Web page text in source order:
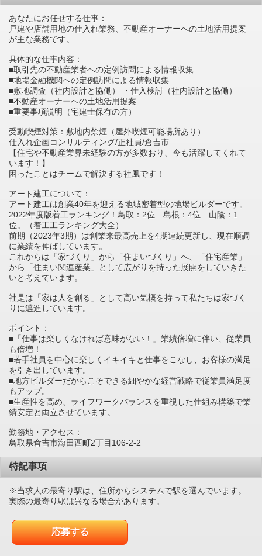
あなたにお任せする仕事：
戸建や店舗用地の仕入れ業務、不動産オーナーへの土地活用提案
が主な業務です。
具体的な仕事内容：
■取引先の不動産業者への定例訪問による情報収集
■地場金融機関への定例訪問による情報収集
■敷地調査（社内設計と協働） ・仕入検討（社内設計と協働）
■不動産オーナーへの土地活用提案
■重要事項説明（宅建士保有の方）
受動喫煙対策：敷地内禁煙（屋外喫煙可能場所あり）
仕入れ企画コンサルティング/正社員/倉吉市
【住宅や不動産業界未経験の方が多数おり、今も活躍してくれて
います！】
困ったことはチームで解決する社風です！
アート建工について：
アート建工は創業40年を迎える地域密着型の地場ビルダーです。
2022年度版着工ランキング！鳥取：2位 島根：4位 山陰：1
位。（着工工ランキング大全）
前期（2023年3期）は創業来最高売上を4期連続更新し、現在順調
に業績を伸ばしています。
これからは「家づくり」から「住まいづくり」へ、「住宅産業」
から「住まい関連産業」として広がりを持った展開をしていきた
いと考えています。
社是は「家は人を創る」として高い気概を持って私たちは家づく
りに邁進しています。
ポイント：
■「仕事は楽しくなければ意味がない！」業績倍増に伴い、従業員
も倍増！
■若手社員を中心に楽しくイキイキと仕事をこなし、お客様の満足
を引き出しています。
■地方ビルダーだからこそできる細やかな経営戦略で従業員満足度
もアップ。
■生産性を高め、ライフワークバランスを重視した仕組み構築で業
績安定と両立させています。
勤務地・アクセス：
鳥取県倉吉市海田西町2丁目106-2-2
特記事項
※当求人の最寄り駅は、住所からシステムで駅を選んでいます。
実際の最寄り駅は異なる場合があります。
応募する